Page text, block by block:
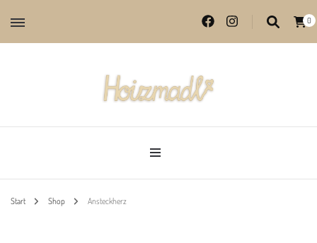
0
Hoizmadl
Start Shop Ansteckherz